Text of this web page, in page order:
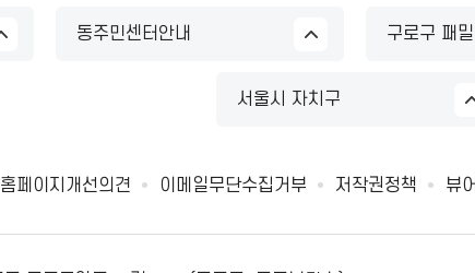
동주민센터안내 구로구 패
서울시 자치구
홈페이지개선의견 이메일무단수집거부 저작권정책 뷰